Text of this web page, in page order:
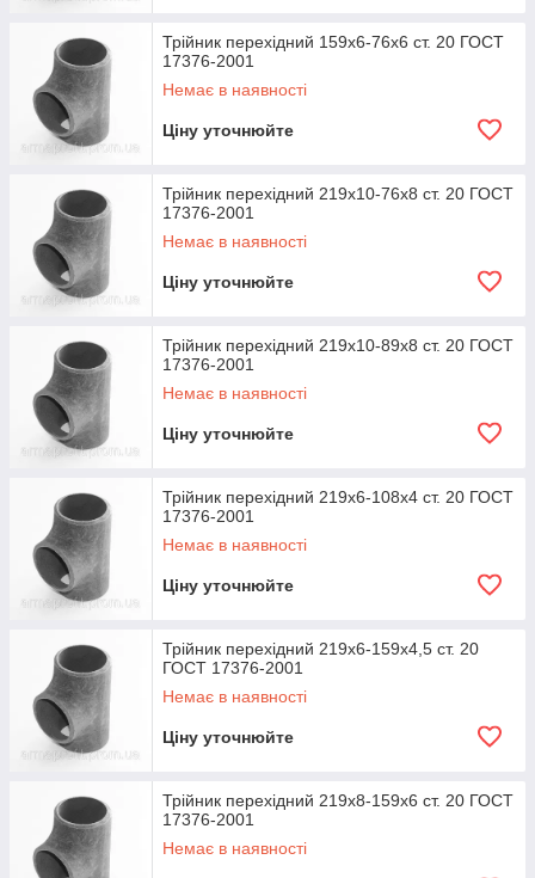
Трійник перехідний 159х6-76х6 ст. 20 ГОСТ
17376-2001
Немає в наявності
Ціну уточнюйте
Трійник перехідний 219х10-76х8 ст. 20 ГОСТ
17376-2001
Немає в наявності
Ціну уточнюйте
Трійник перехідний 219х10-89х8 ст. 20 ГОСТ
17376-2001
Немає в наявності
Ціну уточнюйте
Трійник перехідний 219х6-108х4 ст. 20 ГОСТ
17376-2001
Немає в наявності
Ціну уточнюйте
Трійник перехідний 219х6-159х4,5 ст. 20
ГОСТ 17376-2001
Немає в наявності
Ціну уточнюйте
Трійник перехідний 219х8-159х6 ст. 20 ГОСТ
17376-2001
Немає в наявності